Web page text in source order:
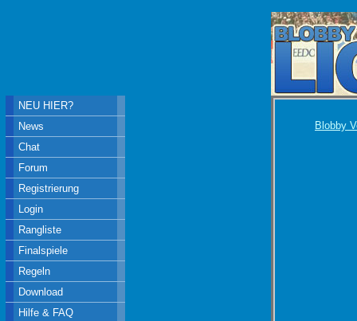
Blobby
NEU HIER?
News
Chat
Forum
Registrierung
Login
Rangliste
Finalspiele
Regeln
Download
Hilfe & FAQ